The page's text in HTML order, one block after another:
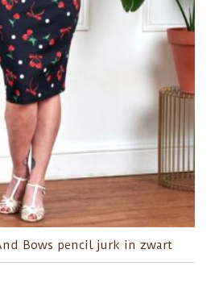
Bows pencil jurk in zwart